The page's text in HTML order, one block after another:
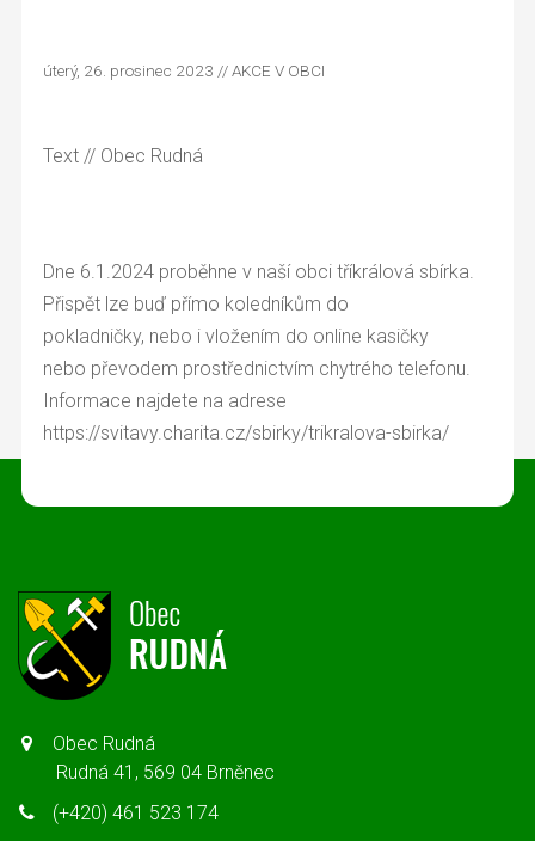
úterý, 26. prosinec 2023 // AKCE V OBCI
Text // Obec Rudná
Dne 6.1.2024 proběhne v naší obci tříkrálová sbírka.
Přispět lze buď přímo koledníkům do
pokladničky, nebo i vložením do online kasičky
nebo převodem prostřednictvím chytrého telefonu.
Informace najdete na adrese
https://svitavy.charita.cz/sbirky/trikralova-sbirka/
Obec Rudná
Rudná 41, 569 04 Brněnec
(+420) 461 523 174